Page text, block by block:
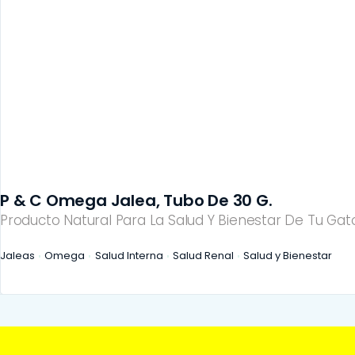
Producto Natural Para La Salud Y Bienestar De Tu
P & C Omega Jalea, Tubo De 30 G.
Jaleas Omega Salud Interna Salud Renal Salud y Bienestar